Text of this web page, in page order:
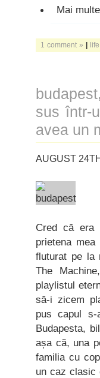
Mai
1 comment » | life
sus într-
avea un
AUGUST
Cred că era
prietena mea
fluturat pe la
The
playlistul
să-i zicem
pus capul
Budapesta,
așa că, una
familia cu
un caz clasic